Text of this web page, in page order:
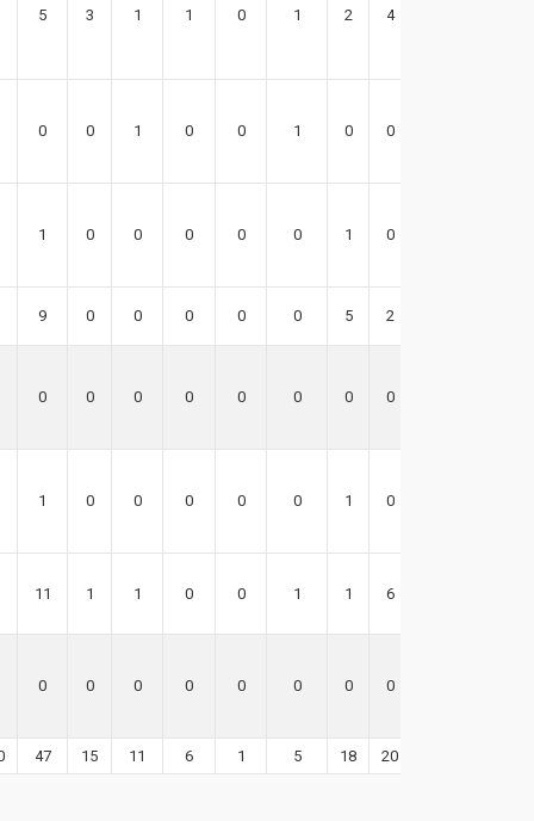
5 3 1 1 0 1 2 4
0 0 1 0 0 1 0 0
1 0 0 0 0 0 1 0
9 0 0 0 0 0 5 2
0 0 0 0 0 0 0 0
1 0 0 0 0 0 1 0
11 1 1 0 0 1 1 6
0 0 0 0 0 0 0 0
47 15 11 6 1 5 18 20